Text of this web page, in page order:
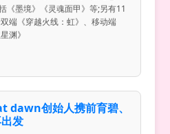
《墨境》《灵魂面甲》等;另有11
端《穿越火线：虹》、移动端
渊》
dawn创始人携前育碧、
发